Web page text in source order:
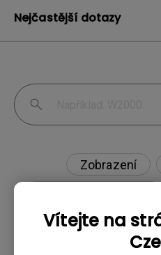
Vítejte na
Nejčastější dotazy
Zobrazení